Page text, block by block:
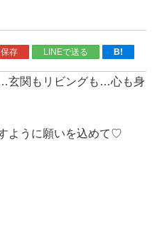
保存 LINEで送る B!
玄関もリビングも…心も身
ように願いを込めて♡